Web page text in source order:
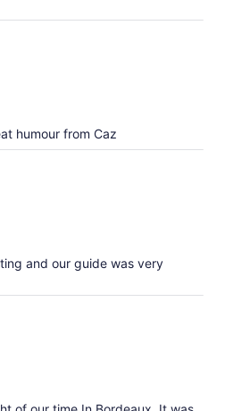
humour from Caz
and our guide was very